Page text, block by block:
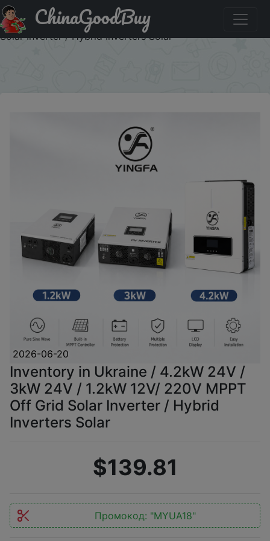
Промокод на скидку :MYUA18 Inventory in Ukraine /
4.2kW 24V / 3kW 24V / 1.2kW 12V/ 220V MPPT Off Grid
Solar Inverter / Hybrid Inverters Solar
ChinaGoodBuy
2026-06-20
Inventory in Ukraine / 4.2kW 24V /
3kW 24V / 1.2kW 12V/ 220V MPPT
Off Grid Solar Inverter / Hybrid
Inverters Solar
$139.81
Промокод: "MYUA18"